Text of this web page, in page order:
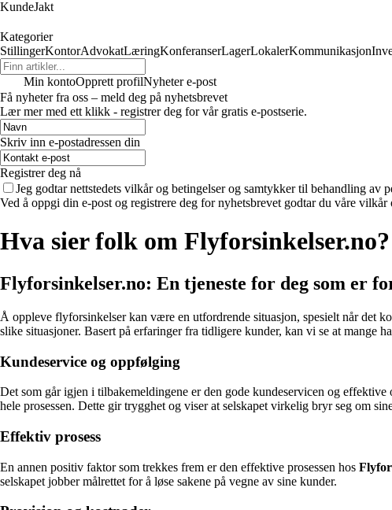
KundeJakt
Kategorier
StillingerKontorAdvokatLæringKonferanserLagerLokalerKommunikasjon
Min kontoOpprett profilNyheter e-post
Få nyheter fra oss – meld deg på nyhetsbrevet
Lær mer med ett klikk - registrer deg for vår gratis e-postserie.
Skriv inn e-postadressen din
Registrer deg nå
Jeg godtar nettstedets vilkår og betingelser og samtykker til behandling av
Ved å oppgi din e-post og registrere deg for nyhetsbrevet godtar du våre
Hva sier folk om Flyforsinkelser.no?
Flyforsinkelser.no: En tjeneste for deg som er
Å oppleve flyforsinkelser kan være en utfordrende situasjon, spesielt når det
slike situasjoner. Basert på erfaringer fra tidligere kunder, kan vi se at mange
Kundeservice og oppfølging
Det som går igjen i tilbakemeldingene er den gode kundeservicen og effektive
hele prosessen. Dette gir trygghet og viser at selskapet virkelig bryr seg om
Effektiv prosess
En annen positiv faktor som trekkes frem er den effektive prosessen hos
selskapet jobber målrettet for å løse sakene på vegne av sine kunder.